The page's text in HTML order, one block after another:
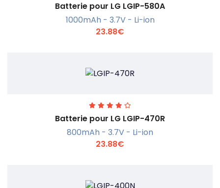
En savoir +
Batterie pour LG LGIP-580A
1000mAh - 3.7V - Li-ion
23.88€
En savoir +
Batterie pour LG LGIP-470R
800mAh - 3.7V - Li-ion
23.88€